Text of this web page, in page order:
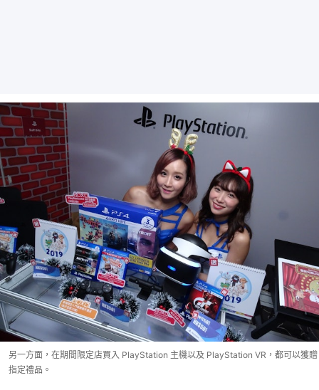
另一方面，在期間限定店買入 PlayStation 主機以及 PlayStation VR，都可以獲贈
指定禮品。